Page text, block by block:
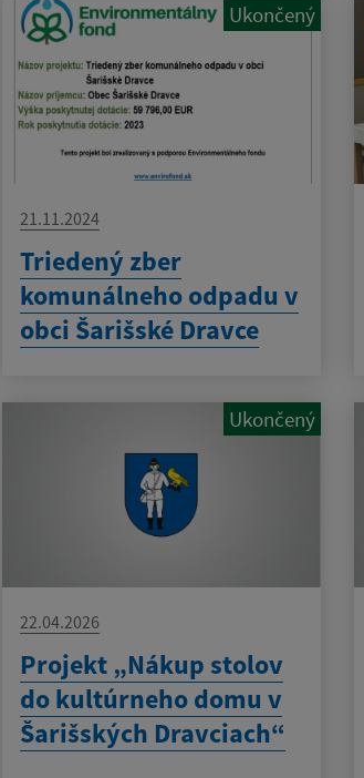
Ukončený
21.11.2024
Triedený zber
komunálneho odpadu v
obci Šarišské Dravce
Ukončený
22.04.2026
Projekt „Nákup stolov
do kultúrneho domu v
Šarišských Dravciach“